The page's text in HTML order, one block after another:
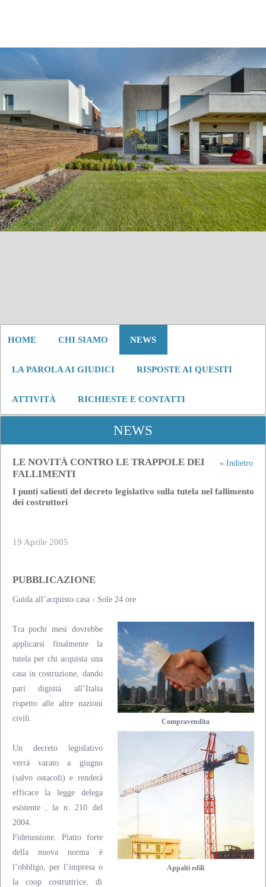
HOME CHI SIAMO NEWS
LA PAROLA AI GIUDICI RISPOSTE AI QUESITI
ATTIVITÀ RICHIESTE E CONTATTI
NEWS
LE NOVITÀ CONTRO LE TRAPPOLE DEI
FALLIMENTI
I punti salienti del decreto legislativo sulla tutela nel fallimento
dei costruttori
« Indietro
19 Aprile 2005
PUBBLICAZIONE
Guida all’acquisto casa - Sole 24 ore
Compravendita
Appalti edili
Tra pochi mesi dovrebbe
applicarsi finalmente la
tutela per chi acquista una
casa in costruzione, dando
pari dignità all’Italia
rispetto alle altre nazioni
civili.
Un decreto legislativo
verrà varato a giugno
(salvo ostacoli) e renderà
efficace la legge delega
esistente , la n. 210 del
2004.
Fideiussione. Piatto forte
della nuova norma è
l’obbligo, per l’impresa o
la coop costruttrice, di